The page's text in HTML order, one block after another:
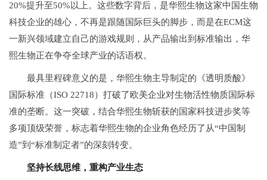
20%提升至50%以上。这些数字背后，是华熙生物这家中国生物
科技企业的雄心，不再是跟随国际巨头的脚步，而是在ECM这
一新兴领域建立自己的游戏规则，从产品输出到标准输出，华
熙生物正在争夺全球产业的话语权。
最具里程碑意义的是，华熙生物主导制定的《透明质酸》
国际标准（ISO 22718）打破了欧美企业对生物活性物质国际标
准的垄断。这一突破，结合华熙生物斩获的国家科技进步奖等
多项顶级荣誉，标志着华熙生物的企业角色经历了从“中国制
造”到“标准制定者”的深刻转变。
坚持长线思维，重构产业生态